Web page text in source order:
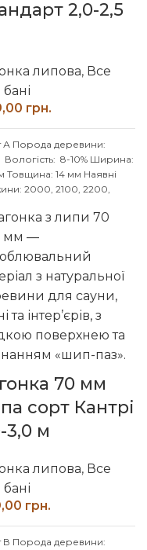
2,0-2,5
липова, Все
грн.
А Порода деревини:
Вологість: 8-10% Ширина:
Товщина: 14 мм Наявні
2000, 2100, 2200,
розміри
із менеджером
70 мм
сорт Кантрі
3,0 м
липова, Все
грн.
В Порода деревини: